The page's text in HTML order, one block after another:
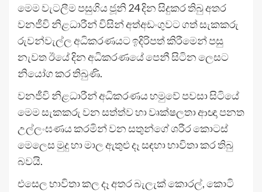
මෙම වැටලීම පසුගිය ජූනි 24 දින සිදුකර තිබු අතර
වනජීවි නිළධාරීන් විසින් අත්අඩංගුවට ගත් සැකකරු
රුවන්වැල්ල අධිකරණයට ඉදිරිපත් කිරීමෙන් පසු
නැවත ඊයේ දින අධිකරණයේ පෙනී සිටින ලෙසට
නියෝග කර තිබුණි.
වනජීවි නිළධාරීන් අධිකරණය හමුවේ පවසා සිටියේ
මෙම සැකකරු වන සත්ත්ව හා වෘක්ෂලතා ආඥා පනත
උල්ලංඝණය කරමින් වන සතුන්ගේ ශරීර කොටස්
මෙලෙස මුදු හා මාල ඇතුළු දෑ සඳහා භාවිතා කර තිබු
බවයි.
එසෙල භාවිතා කල දෑ අතර බැලැක් කොරල්, කොටි